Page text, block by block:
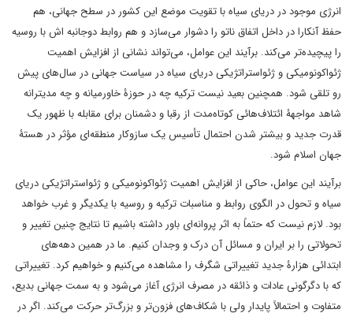
انرژی موجود در دریای سیاه با تقویت موضع این کشور در سطح جهانی، هم
حفظ آنکارا در داخل اتفاق ناتو را دشوار می‌سازد و هم روابط دوجانبه اش با روسیه
را پیچیده‌تر می‌کند. برآیند این عوامل، می‌تواند نشانی از افزایش اهمیت
ژئواکونومیکی و ژئواستراتژیکی دریای سیاه در سیاست جهانی در سال‌های پیش
رو تلقی شود. همچنین بعید نیست ترکیه چه در حوزۀ خاورمیانه و چه مدیترانه
شاهد مواجهۀ ائتلاف‌هائی کوتاه‌مدت از رقبا و دشمنان برای مقابله با ظهور یک
قدرت جدید و بیشتر شدن احتمال تأسیس یک سازوکار منطقه‌ای مؤثر در هستۀ
جهان اسلام شود.
برآیند این عوامل، حاکی از افزایش اهمیت ژئواکونومیکی و ژئواستراتژیکی دریای
سیاه و تحول در الگوی روابط و مناسبات ترکیه و روسیه با یکدیگر و غرب خواهد
بود. لازم نیست که حتماً به اثر پروانه‌ای باور داشته باشیم تا نتایج چنین تغییر و
تحولاتی را بر ایران و مسائل آن درک و وجدان کنیم. ما در همین دهه‌های
ابتدائی هزارۀ جدید تغییراتی شگرف را مشاهده می‌کنیم و خواهیم کرد. تغییراتی
که با دگرگونی عادات و ذائقه در مصرف انرژی آغاز می‌شود و به سمت جهانی بدیع،
متفاوت و احتمالاً پایدار ولی با شکاف‌های فزون‌تر و بزرگ‌تر حرکت می‌کند. اگر در